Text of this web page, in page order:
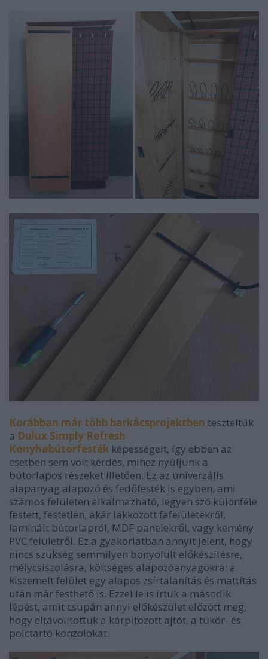
Korábban már több barkácsprojektben teszteltük
a Dulux Simply Refresh
Konyhabútorfesték képességeit, így ebben az
esetben sem volt kérdés, mihez nyúljunk a
bútorlapos részeket illetően. Ez az univerzális
alapanyag alapozó és fedőfesték is egyben, ami
számos felületen alkalmazható, legyen szó különféle
festett, festetlen, akár lakkozott fafelületekről,
laminált bútorlapról, MDF panelekről, vagy kemény
PVC felületről. Ez a gyakorlatban annyit jelent, hogy
nincs szükség semmilyen bonyolult előkészítésre,
mélycsiszolásra, költséges alapozóanyagokra: a
kiszemelt felület egy alapos zsírtalanítás és mattítás
után már festhető is. Ezzel le is írtuk a második
lépést, amit csupán annyi előkészület előzött meg,
hogy eltávolítottuk a kárpitozott ajtót, a tükör- és
polctartó konzolokat.